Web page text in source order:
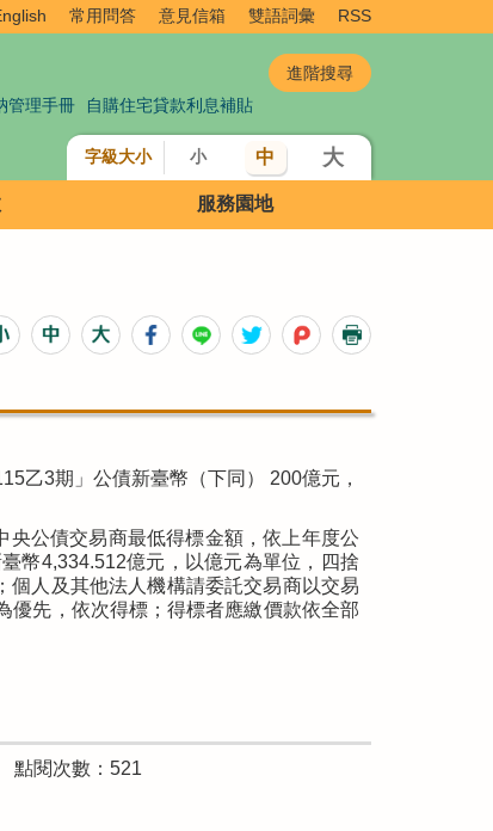
常用問答 意見信箱 雙語詞彙 RSS
管理手冊 自購住宅貸款利息補貼
字級大小 小 中 大
服務園地
乙3期」公債新臺幣（下同） 200億元，
公債交易商最低得標金額，依上年度公
幣4,334.512億元，以億元為單位，四捨
個人及其他法人機構請委託交易商以交易
優先，依次得標；得標者應繳價款依全部
點閱次數：521